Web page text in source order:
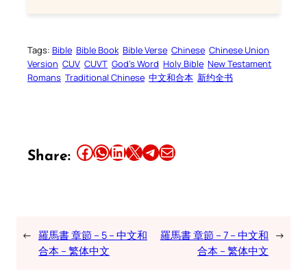
Tags: Bible Bible Book Bible Verse Chinese Chinese Union
Version CUV CUVT God’s Word Holy Bible New Testament
Romans Traditional Chinese 中文和合本 新约全书
Share: Share this article on Facebook Share this article on WhatsApp Share this article on LinkedIn Share this article on X Share this article on TelegramEmail this Article
← 羅馬書 章節 – 5 – 中文和
合本 – 繁体中文
羅馬書 章節 – 7 – 中文和
合本 – 繁体中文
→